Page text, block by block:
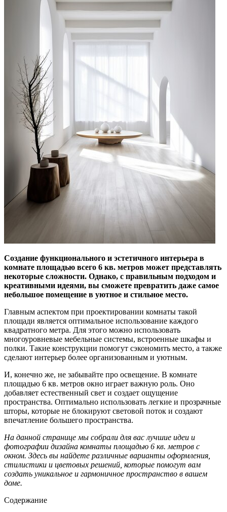
Создание функционального и эстетичного интерьера в
комнате площадью всего 6 кв. метров может представлять
некоторые сложности. Однако, с правильным подходом и
креативными идеями, вы сможете превратить даже самое
небольшое помещение в уютное и стильное место.
Главным аспектом при проектировании комнаты такой
площади является оптимальное использование каждого
квадратного метра. Для этого можно использовать
многоуровневые мебельные системы, встроенные шкафы и
полки. Такие конструкции помогут сэкономить место, а также
сделают интерьер более организованным и уютным.
И, конечно же, не забывайте про освещение. В комнате
площадью 6 кв. метров окно играет важную роль. Оно
добавляет естественный свет и создает ощущение
пространства. Оптимально использовать легкие и прозрачные
шторы, которые не блокируют световой поток и создают
впечатление большего пространства.
На данной странице мы собрали для вас лучшие идеи и
фотографии дизайна комнаты площадью 6 кв. метров с
окном. Здесь вы найдете различные варианты оформления,
стилистики и цветовых решений, которые помогут вам
создать уникальное и гармоничное пространство в вашем
доме.
Содержание